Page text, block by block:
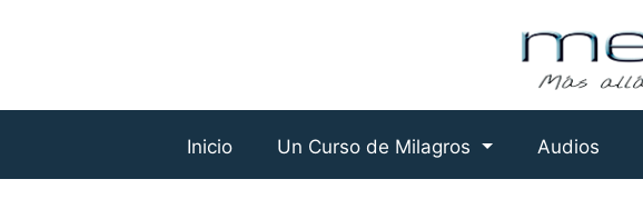
Inicio Un Curso de Milagros Audios